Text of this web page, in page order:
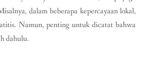
dalam beberapa kepercayaan lokal,
Namun, penting untuk dicatat bahwa
dahulu.